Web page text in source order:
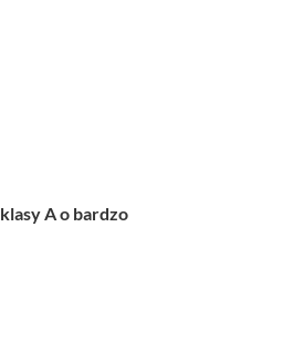
klasy A o bardzo